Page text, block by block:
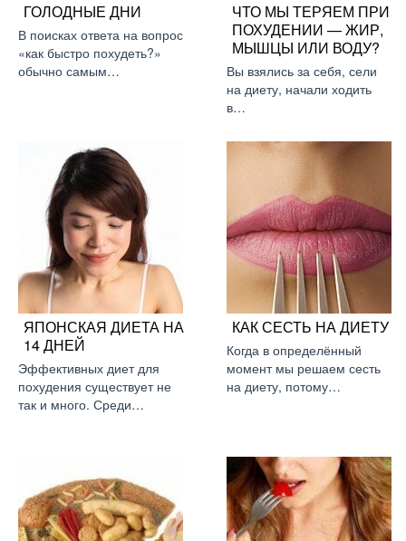
ГОЛОДНЫЕ ДНИ
В поисках ответа на вопрос
«как быстро похудеть?»
обычно самым…
ЧТО МЫ ТЕРЯЕМ ПРИ
ПОХУДЕНИИ — ЖИР,
МЫШЦЫ ИЛИ ВОДУ?
Вы взялись за себя, сели
на диету, начали ходить
в…
ЯПОНСКАЯ ДИЕТА НА
14 ДНЕЙ
Эффективных диет для
похудения существует не
так и много. Среди…
КАК СЕСТЬ НА ДИЕТУ
Когда в определённый
момент мы решаем сесть
на диету, потому…